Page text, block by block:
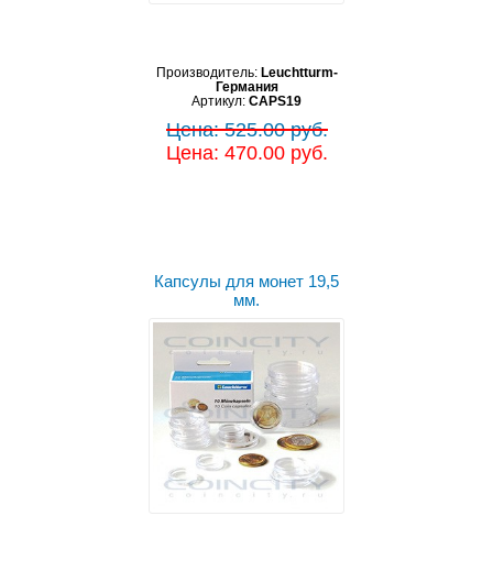
Производитель: Leuchtturm-
Германия
Артикул: CAPS19
Цена: 525.00 руб.
Цена: 470.00 руб.
Капсулы для монет 19,5
мм.